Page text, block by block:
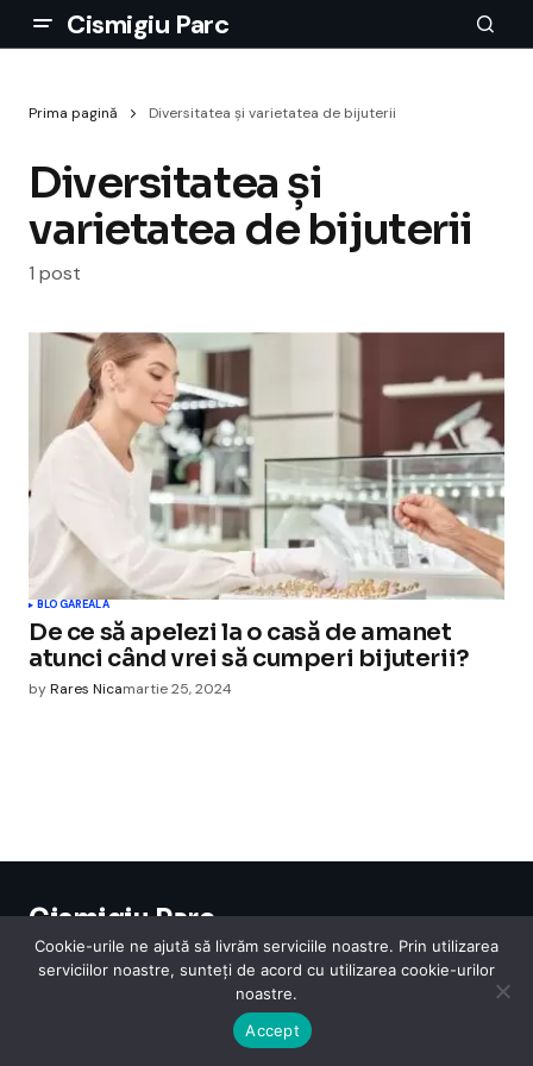
Cismigiu Parc
Prima pagină Diversitatea și varietatea de bijuterii
Diversitatea și
varietatea de bijuterii
1 post
BLOGAREALA
De ce să apelezi la o casă de amanet
atunci când vrei să cumperi bijuterii?
byRares Nicamartie 25, 2024
Cismigiu Parc
© 2024 CismigiuParc. All Rights Reserved.
Internet Legislatie Medical Moda Sarbatori Telefoane
Cookie-urile ne ajută să livrăm serviciile noastre. Prin utilizarea
serviciilor noastre, sunteți de acord cu utilizarea cookie-urilor
noastre.
Accept